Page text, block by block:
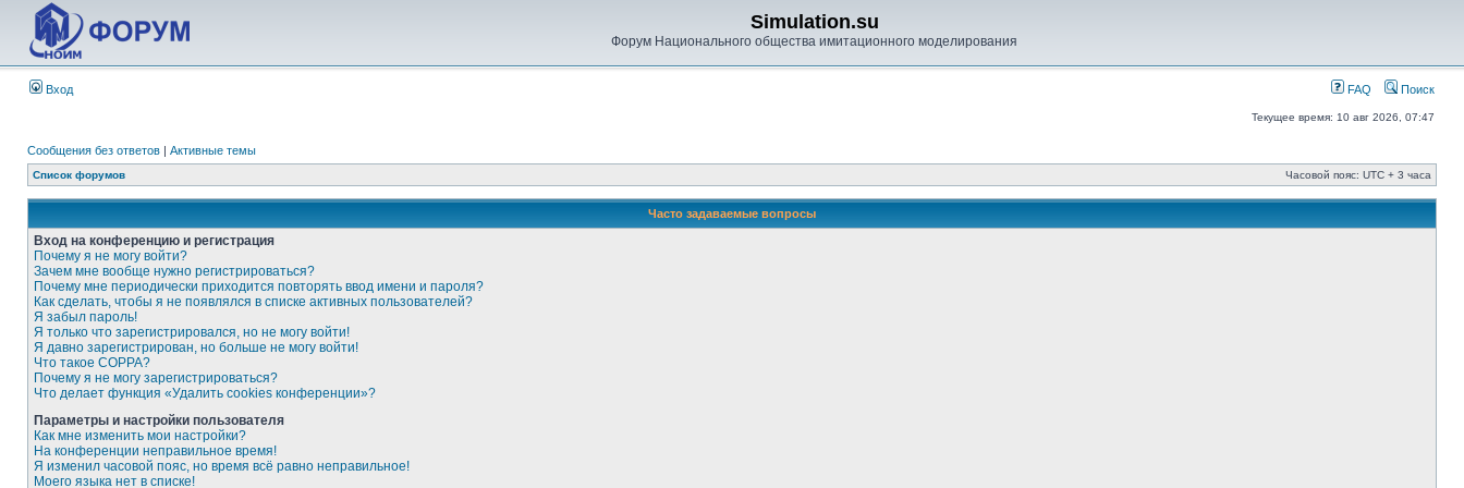
Simulation.su
Форум Национального общества имитационного моделирования
Вход FAQ Поиск
Текущее время: 10 авг 2026, 07:47
Сообщения без ответов | Активные темы
Список форумов Часовой пояс: UTC + 3 часа
Часто задаваемые вопросы
Вход на конференцию и регистрация
Почему я не могу войти?
Зачем мне вообще нужно регистрироваться?
Почему мне периодически приходится повторять ввод имени и пароля?
Как сделать, чтобы я не появлялся в списке активных пользователей?
Я забыл пароль!
Я только что зарегистрировался, но не могу войти!
Я давно зарегистрирован, но больше не могу войти!
Что такое COPPA?
Почему я не могу зарегистрироваться?
Что делает функция «Удалить cookies конференции»?
Параметры и настройки пользователя
Как мне изменить мои настройки?
На конференции неправильное время!
Я изменил часовой пояс, но время всё равно неправильное!
Моего языка нет в списке!